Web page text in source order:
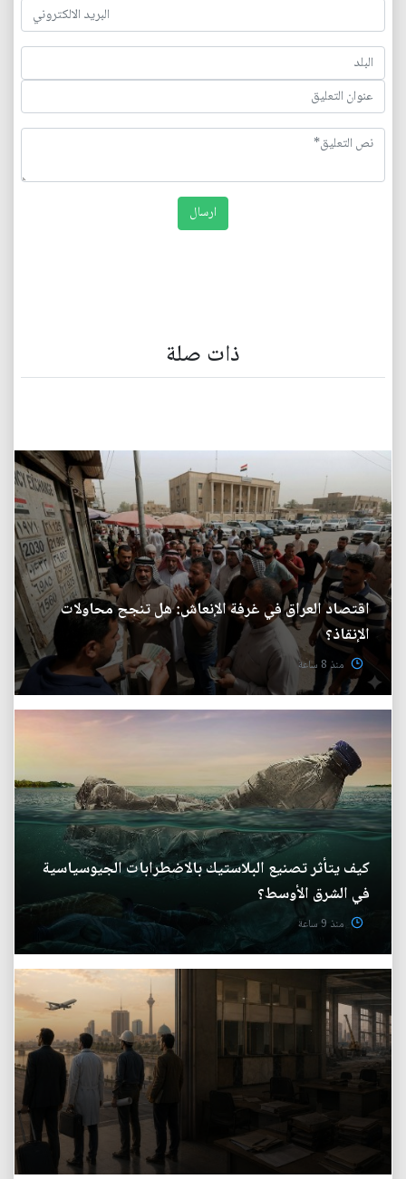
ذات صلة
اقتصاد العراق في غرفة الإنعاش: هل تنجح محاولات
الإنقاذ؟
منذ 8 ساعة
كيف يتأثر تصنيع البلاستيك بالاضطرابات الجيوسياسية
في الشرق الأوسط؟
منذ 9 ساعة